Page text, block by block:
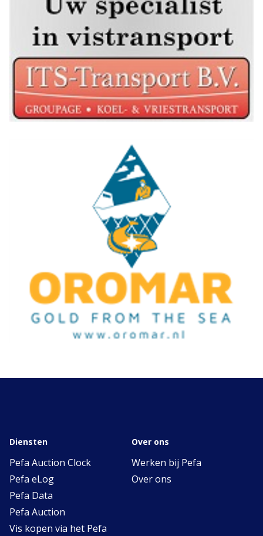
Diensten
Pefa Auction Clock
Pefa eLog
Pefa Data
Pefa Auction
Vis kopen via het Pefa
Over ons
Werken bij Pefa
Over ons